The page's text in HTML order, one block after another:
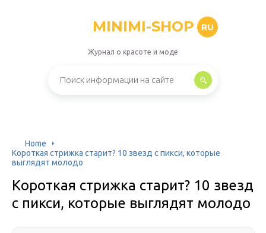
MINIMI-SHOP RU
Журнал о красоте и моде
Home
Короткая стрижка старит? 10 звезд с пикси, которые
выглядят молодо
Короткая стрижка старит? 10 звезд
с пикси, которые выглядят молодо